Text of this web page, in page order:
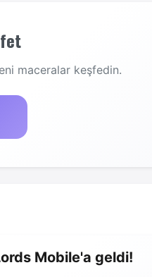
maceralar keşfedin.
Mobile'a geldi!